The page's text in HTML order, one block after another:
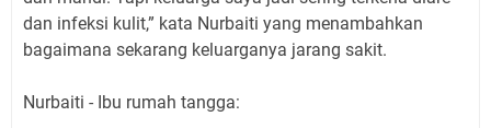
dan infeksi kulit,” kata Nurbaiti yang menambahkan
bagaimana sekarang keluarganya jarang sakit.
Nurbaiti - Ibu rumah tangga: